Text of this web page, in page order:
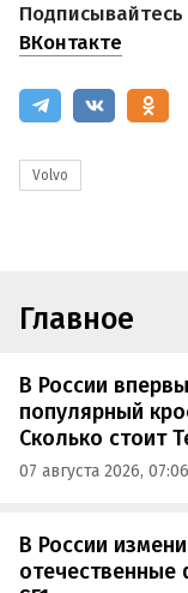
Подписывайтесь
ВКонтакте
Volvo
Главное
В России
популярный
Сколько стоит
07 августа 2026, 07:06
В России
отечественные